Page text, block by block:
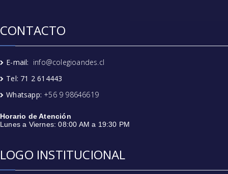
CONTACTO
E-mail: info@colegioandes.cl
Tel: 71 2 614443
Whatsapp: +56 9 98646619
Horario de Atención
Lunes a Viernes: 08:00 AM a 19:30 PM
LOGO INSTITUCIONAL